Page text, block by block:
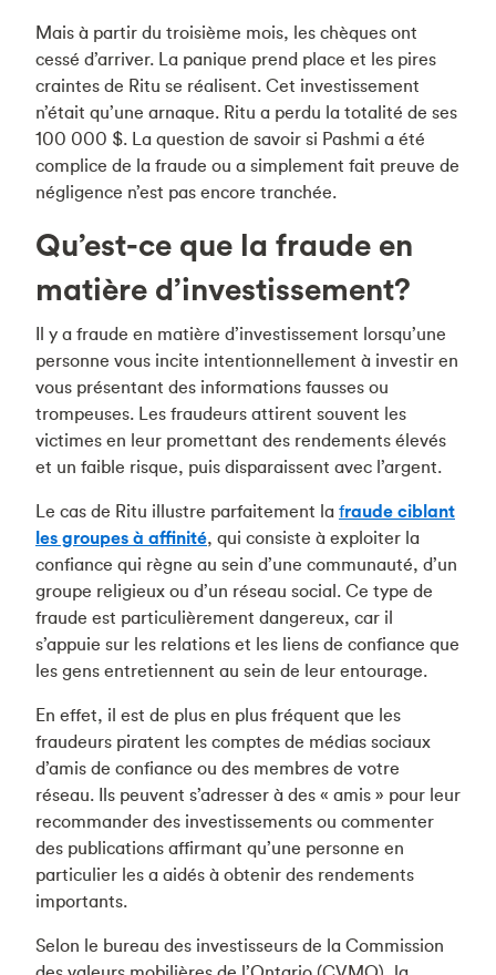
Mais à partir du troisième mois, les chèques ont
cessé d’arriver. La panique prend place et les pires
craintes de Ritu se réalisent. Cet investissement
n’était qu’une arnaque. Ritu a perdu la totalité de ses
100 000 $. La question de savoir si Pashmi a été
complice de la fraude ou a simplement fait preuve de
négligence n’est pas encore tranchée.
Qu’est-ce que la fraude en
matière d’investissement?
Il y a fraude en matière d’investissement lorsqu’une
personne vous incite intentionnellement à investir en
vous présentant des informations fausses ou
trompeuses. Les fraudeurs attirent souvent les
victimes en leur promettant des rendements élevés
et un faible risque, puis disparaissent avec l’argent.
Le cas de Ritu illustre parfaitement la fraude ciblant
les groupes à affinité, qui consiste à exploiter la
confiance qui règne au sein d’une communauté, d’un
groupe religieux ou d’un réseau social. Ce type de
fraude est particulièrement dangereux, car il
s’appuie sur les relations et les liens de confiance que
les gens entretiennent au sein de leur entourage.
En effet, il est de plus en plus fréquent que les
fraudeurs piratent les comptes de médias sociaux
d’amis de confiance ou des membres de votre
réseau. Ils peuvent s’adresser à des « amis » pour leur
recommander des investissements ou commenter
des publications affirmant qu’une personne en
particulier les a aidés à obtenir des rendements
importants.
Selon le bureau des investisseurs de la Commission